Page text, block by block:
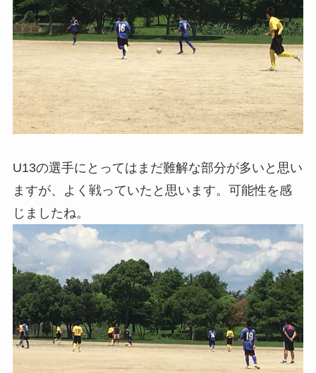
U13の選手にとってはまだ難解な部分が多いと思い
ますが、よく戦っていたと思います。可能性を感
じましたね。